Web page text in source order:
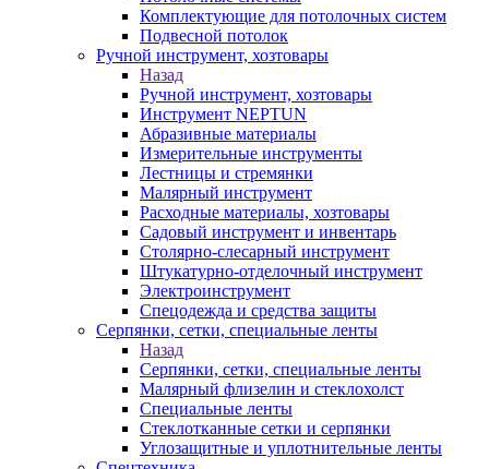
Комплектующие для потолочных систем
Подвесной потолок
Ручной инструмент, хозтовары
Назад
Ручной инструмент, хозтовары
Инструмент NEPTUN
Абразивные материалы
Измерительные инструменты
Лестницы и стремянки
Малярный инструмент
Расходные материалы, хозтовары
Садовый инструмент и инвентарь
Столярно-слесарный инструмент
Штукатурно-отделочный инструмент
Электроинструмент
Спецодежда и средства защиты
Серпянки, сетки, специальные ленты
Назад
Серпянки, сетки, специальные ленты
Малярный флизелин и стеклохолст
Специальные ленты
Стеклотканные сетки и серпянки
Углозащитные и уплотнительные ленты